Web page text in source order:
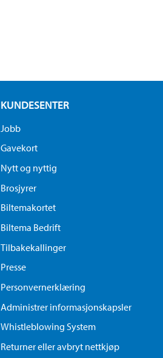
KUNDESENTER
Jobb
Gavekort
Nytt og nyttig
Brosjyrer
Biltemakortet
Biltema Bedrift
Tilbakekallinger
Presse
Personvernerklæring
Administrer informasjonskapsler
Whistleblowing System
Returner eller avbryt nettkjøp